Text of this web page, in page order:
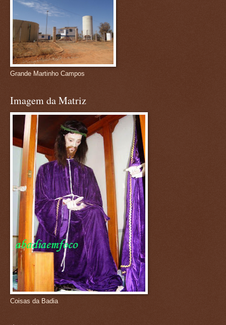
Grande Martinho Campos
Imagem da Matriz
Coisas da Badia